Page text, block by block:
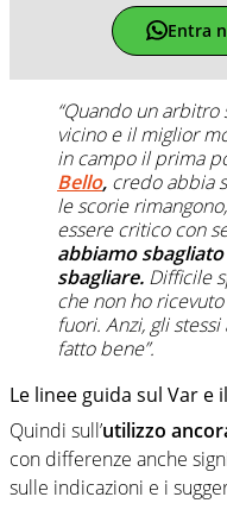
Entra
“Quando un
vicino e il miglior
in campo il prima
Bello, credo abbia
le scorie
essere critico con
abbiamo
sbagliare. Difficile
che non ho
fuori. Anzi, gli
fatto bene”.
Le linee guida sul Var e
Quindi sull’utilizzo
con differenze anche
sulle indicazioni e i